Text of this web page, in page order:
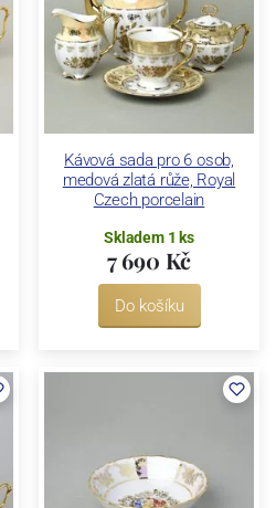
Kávová sada pro 6 osob,
medová zlatá růže, Royal
Czech porcelain
Skladem 1 ks
7 690 Kč
Do košíku